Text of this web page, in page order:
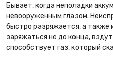
Бывает, когда неполадки
невооруженным глазом.
быстро разряжается, а также
заряжаться не до конца,
способствует газ, который